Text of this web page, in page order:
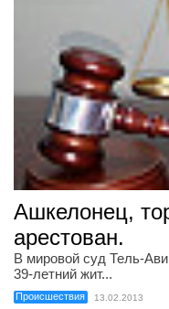
Ашкелонец,
арестован.
В мировой суд Тель-
39-летний жит...
Происшествия 13.02.2013